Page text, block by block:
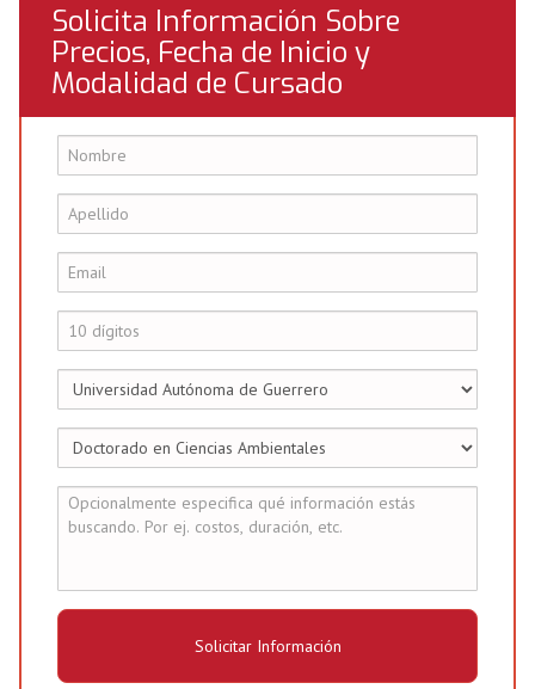
Solicita Información Sobre
Precios, Fecha de Inicio y
Modalidad de Cursado
Solicitar Información